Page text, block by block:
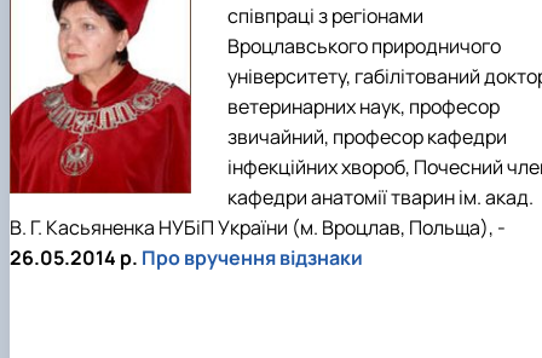
співпраці з регіонами
Вроцлавського природничого
університету, габілітований
ветеринарних наук, професор
звичайний, професор кафедри
інфекційних хвороб, Почесний
кафедри анатомії тварин ім. акад.
В. Г. Касьяненка НУБіП України (м. Вроцлав, Польща), -
26.05.2014 р. Про вручення відзнаки